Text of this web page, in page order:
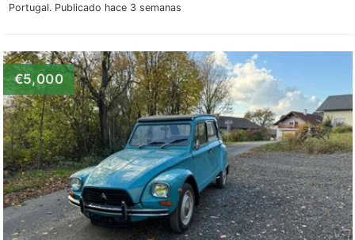
Portugal. Publicado hace 3 semanas
€5,000